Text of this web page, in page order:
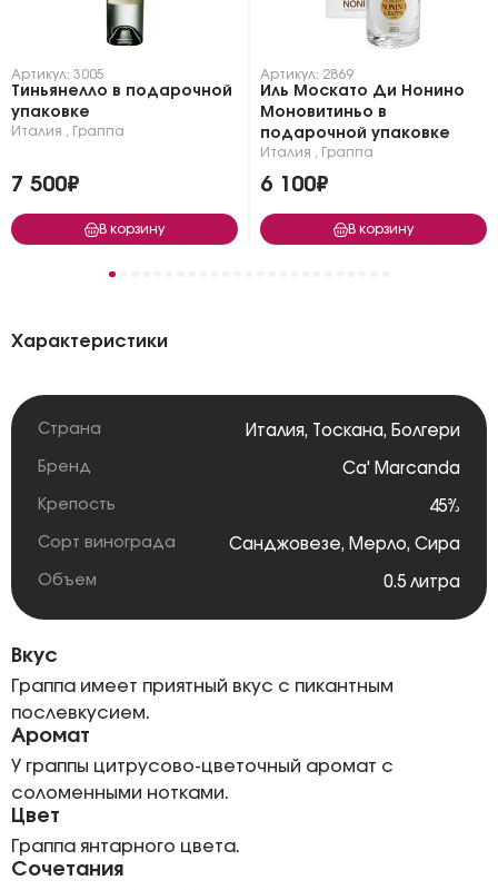
Артикул: 3005
Тиньянелло в подарочной
упаковке
Италия Граппа
7 500₽
В корзину
Артикул: 2869
Иль Москато Ди Нонино
Моновитиньо в
подарочной упаковке
Италия Граппа
6 100₽
В корзину
Характеристики
Страна Италия, Тоскана, Болгери
Бренд Ca' Marcanda
Крепость 45%
Сорт винограда Санджовезе, Мерло, Сира
Объем 0.5 литра
Вкус
Граппа имеет приятный вкус с пикантным
послевкусием.
Аромат
У граппы цитрусово-цветочный аромат с
соломенными нотками.
Цвет
Граппа янтарного цвета.
Сочетания